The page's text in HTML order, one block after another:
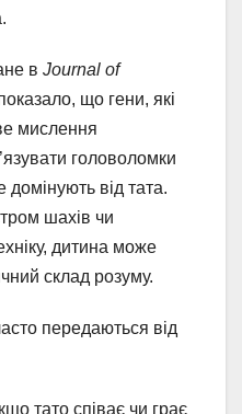
в Journal of
що гени, які
мислення
головоломки
домінують від тата.
шахів чи
дитина може
склад розуму.
передаються від
тато співає чи грає